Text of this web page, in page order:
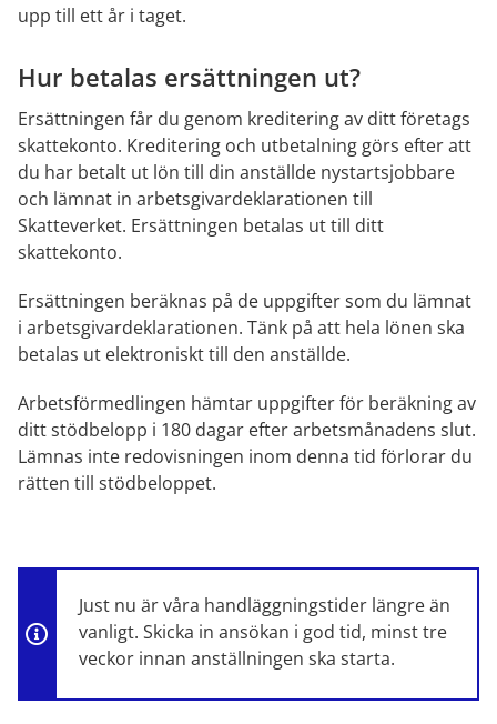
upp till ett år i taget.
Hur betalas ersättningen ut?
Ersättningen får du genom kreditering av ditt företags
skattekonto. Kreditering och utbetalning görs efter att
du har betalt ut lön till din anställde nystartsjobbare
och lämnat in arbetsgivardeklarationen till
Skatteverket. Ersättningen betalas ut till ditt
skattekonto.
Ersättningen beräknas på de uppgifter som du lämnat
i arbetsgivardeklarationen. Tänk på att hela lönen ska
betalas ut elektroniskt till den anställde.
Arbetsförmedlingen hämtar uppgifter för beräkning av
ditt stödbelopp i 180 dagar efter arbetsmånadens slut.
Lämnas inte redovisningen inom denna tid förlorar du
rätten till stödbeloppet.
Just nu är våra handläggningstider längre än
vanligt. Skicka in ansökan i god tid, minst tre
veckor innan anställningen ska starta.